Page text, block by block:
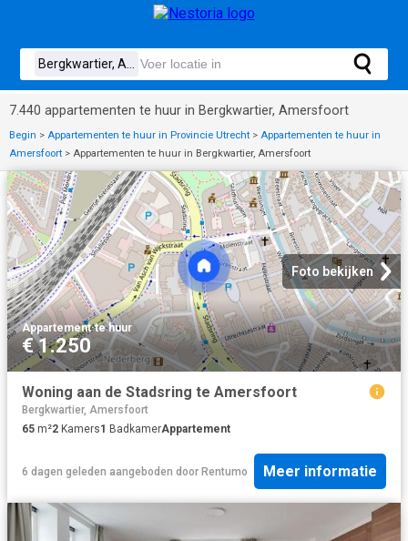
7.440 appartementen te huur in Bergkwartier, Amersfoort
Begin > Appartementen te huur in Provincie Utrecht > Appartementen te huur in
Amersfoort > Appartementen te huur in Bergkwartier, Amersfoort
Foto bekijken
Appartement·te huur
€ 1.250
Woning aan de Stadsring te Amersfoort
Bergkwartier, Amersfoort
65 m²2 Kamers1 BadkamerAppartement
6 dagen geleden aangeboden door Rentumo Meer informatie